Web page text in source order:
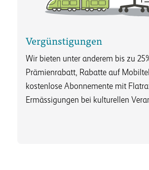
Vergünstigungen
Wir bieten unter anderem bis zu
Prämienrabatt, Rabatte auf
kostenlose Abonnemente mit
Ermässigungen bei kulturellen